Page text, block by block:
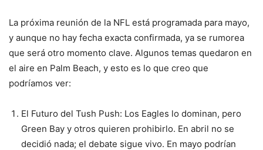
La próxima reunión de la NFL está programada para mayo,
y aunque no hay fecha exacta confirmada, ya se rumorea
que será otro momento clave. Algunos temas quedaron en
el aire en Palm Beach, y esto es lo que creo que
podríamos ver:
El Futuro del Tush Push: Los Eagles lo dominan, pero
Green Bay y otros quieren prohibirlo. En abril no se
decidió nada; el debate sigue vivo. En mayo podrían